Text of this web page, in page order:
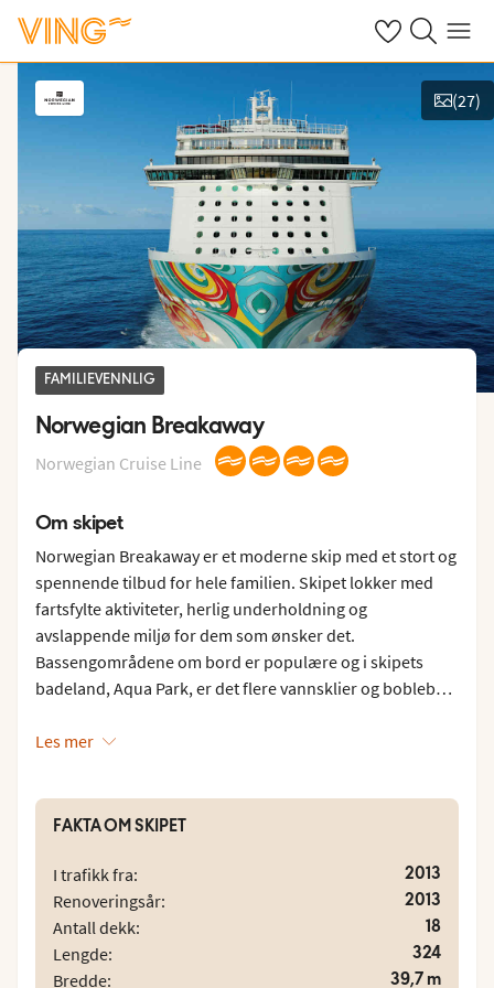
Se dine sparte
Søk påMeny
Vis bilder
(27)
FAMILIEVENNLIG
Norwegian Breakaway
Norwegian Cruise Line
Om skipet
Norwegian Breakaway er et moderne skip med et stort og
spennende tilbud for hele familien. Skipet lokker med
fartsfylte aktiviteter, herlig underholdning og
avslappende miljø for dem som ønsker det.
Bassengområdene om bord er populære og i skipets
badeland, Aqua Park, er det flere vannsklier og boblebad.
morsomme figurer som spruter vann. Ønsker du å trene i
tilbyr fitness-senter, hinderløype med rep og klatrevegg.
Eller hva med et slag minigolf med reisefølget? Roligere
behandlinger. Velger du å bruke tiden på shopping, har
skipet velassorterte butikker og en hyggelig
markedsplass. Om bord på Norwegian Breakaway finner
du dessuten mange restauranter og barer med variert
utvalg. Langs promenadedekket, The Waterfront, ligger
Les mer
FAKTA OM SKIPET
I trafikk fra: 2013
Renoveringsår: 2013
Antall dekk: 18
Lengde: 324
Bredde: 39,7 m